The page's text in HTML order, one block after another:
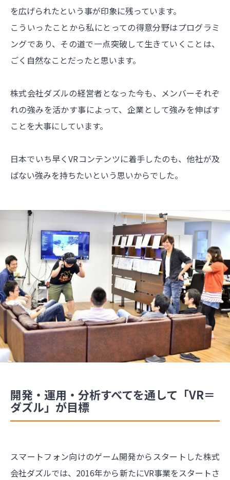
を広げられたという事が印象に残っています。
こういったことから私にとっての得意分野はプログラミ
ングであり、その道で一点突破して生きていくことは、
ごく自然なことだったと思います。
株式会社ダズルの経営者となった今も、メンバーそれぞ
れの強みを活かす事によって、企業として強みを伸ばす
ことを大事にしています。
日本でいち早くVRコンテンツに着手したのも、他社が及
ばない強みを持ちたいという思いからでした。
開発・運用・分析すべてを通して「VR＝
ダズル」が目標
スマートフォン向けのゲーム開発からスタートした株式
会社ダズルでは、2016年から新たにVR事業をスタートさ